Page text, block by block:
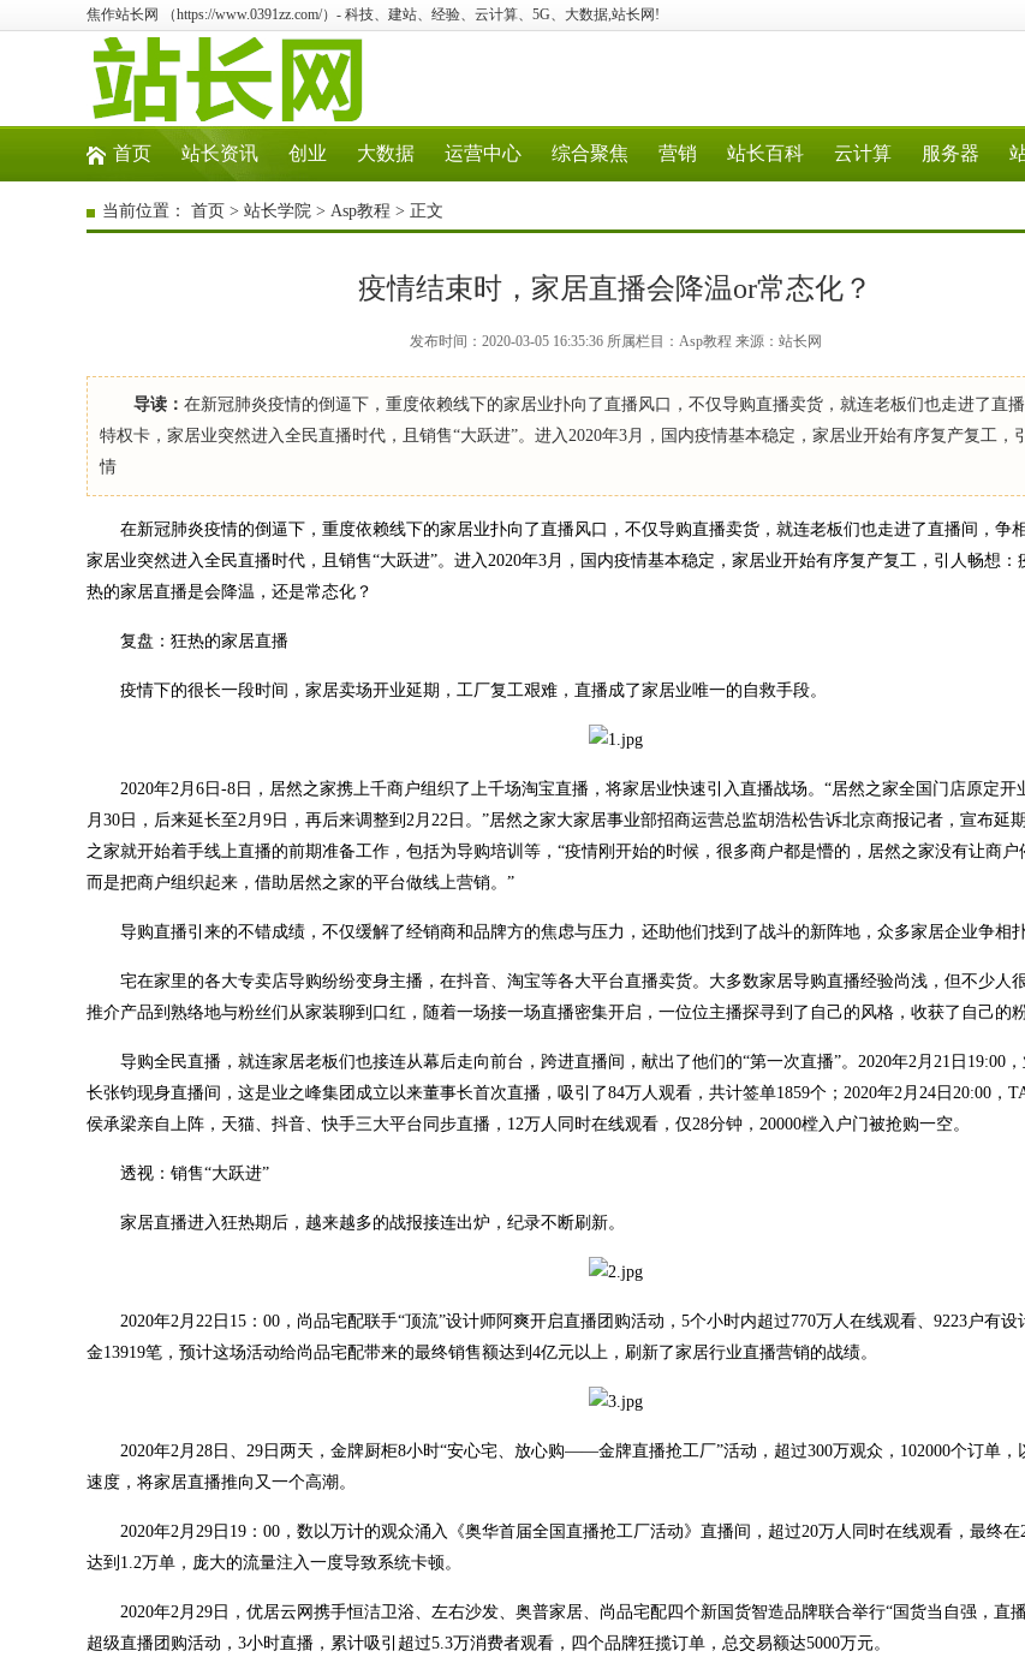
焦作站长网 （https://www.0391zz.com/）- 科技、建站、经验、云计算、5G、大数据,站长网!
首页 站长资讯 创业 大数据 运营中心 综合聚焦 营销 站长百科 云计算 服务器
当前位置： 首页 > 站长学院 > Asp教程 > 正文
疫情结束时，家居直播会降温or常态化？
发布时间：2020-03-05 16:35:36 所属栏目：Asp教程 来源：站长网
导读： 在新冠肺炎疫情的倒逼下，重度依赖线下的家居业扑向了直播风口，不仅导购直播卖货，就连老板们也走进了直
特权卡，家居业突然进入全民直播时代，且销售“大跃进”。进入2020年3月，国内疫情基本稳定，家居业开始有序复产复工，
情
在新冠肺炎疫情的倒逼下，重度依赖线下的家居业扑向了直播风口，不仅导购直播卖货，就连老板们也走进了直播间，争
家居业突然进入全民直播时代，且销售“大跃进”。进入2020年3月，国内疫情基本稳定，家居业开始有序复产复工，引人畅想：
热的家居直播是会降温，还是常态化？
复盘：狂热的家居直播
疫情下的很长一段时间，家居卖场开业延期，工厂复工艰难，直播成了家居业唯一的自救手段。
2020年2月6日-8日，居然之家携上千商户组织了上千场淘宝直播，将家居业快速引入直播战场。“居然之家全国门店原定开
月30日，后来延长至2月9日，再后来调整到2月22日。”居然之家大家居事业部招商运营总监胡浩松告诉北京商报记者，宣布延
之家就开始着手线上直播的前期准备工作，包括为导购培训等，“疫情刚开始的时候，很多商户都是懵的，居然之家没有让商户
而是把商户组织起来，借助居然之家的平台做线上营销。”
导购直播引来的不错成绩，不仅缓解了经销商和品牌方的焦虑与压力，还助他们找到了战斗的新阵地，众多家居企业争相
宅在家里的各大专卖店导购纷纷变身主播，在抖音、淘宝等各大平台直播卖货。大多数家居导购直播经验尚浅，但不少人
推介产品到熟络地与粉丝们从家装聊到口红，随着一场接一场直播密集开启，一位位主播探寻到了自己的风格，收获了自己的粉
导购全民直播，就连家居老板们也接连从幕后走向前台，跨进直播间，献出了他们的“第一次直播”。2020年2月21日19:00
长张钧现身直播间，这是业之峰集团成立以来董事长首次直播，吸引了84万人观看，共计签单1859个；2020年2月24日20:00，
侯承梁亲自上阵，天猫、抖音、快手三大平台同步直播，12万人同时在线观看，仅28分钟，20000樘入户门被抢购一空。
透视：销售“大跃进”
家居直播进入狂热期后，越来越多的战报接连出炉，纪录不断刷新。
2020年2月22日15：00，尚品宅配联手“顶流”设计师阿爽开启直播团购活动，5个小时内超过770万人在线观看、9223户有设
金13919笔，预计这场活动给尚品宅配带来的最终销售额达到4亿元以上，刷新了家居行业直播营销的战绩。
2020年2月28日、29日两天，金牌厨柜8小时“安心宅、放心购——金牌直播抢工厂”活动，超过300万观众，102000个订单，
速度，将家居直播推向又一个高潮。
2020年2月29日19：00，数以万计的观众涌入《奥华首届全国直播抢工厂活动》直播间，超过20万人同时在线观看，最终
达到1.2万单，庞大的流量注入一度导致系统卡顿。
2020年2月29日，优居云网携手恒洁卫浴、左右沙发、奥普家居、尚品宅配四个新国货智造品牌联合举行“国货当自强，直
超级直播团购活动，3小时直播，累计吸引超过5.3万消费者观看，四个品牌狂揽订单，总交易额达5000万元。